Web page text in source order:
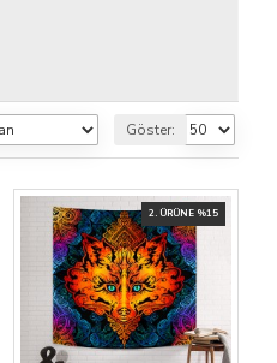
Göster:
2. ÜRÜNE %15